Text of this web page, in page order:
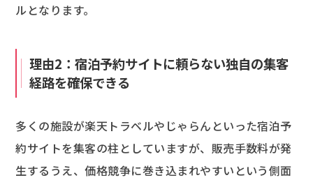
ルとなります。
理由2：宿泊予約サイトに頼らない独自の集客
経路を確保できる
多くの施設が楽天トラベルやじゃらんといった宿泊予
約サイトを集客の柱としていますが、販売手数料が発
生するうえ、価格競争に巻き込まれやすいという側面